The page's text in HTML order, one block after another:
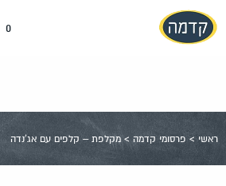
עבור
אל
0 ₪
ראשי>פרסומי קדמה > מקלפת – קלפים עם אג'נדה